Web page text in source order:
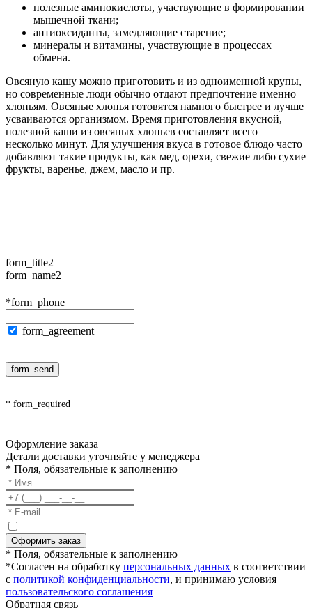
полезные аминокислоты, участвующие в формировании
мышечной ткани;
антиоксиданты, замедляющие старение;
минералы и витамины, участвующие в процессах
обмена.
Овсяную кашу можно приготовить и из одноименной крупы,
но современные люди обычно отдают предпочтение именно
хлопьям. Овсяные хлопья готовятся намного быстрее и лучше
усваиваются организмом. Время приготовления вкусной,
полезной каши из овсяных хлопьев составляет всего
несколько минут. Для улучшения вкуса в готовое блюдо часто
добавляют такие продукты, как мед, орехи, свежие либо сухие
фрукты, варенье, джем, масло и пр.
form_title2
form_name2
*form_phone
form_agreement
form_send
* form_required
Оформление заказа
Детали доставки уточняйте у менеджера
* Поля, обязательные к заполнению
Оформить заказ
* Поля, обязательные к заполнению
*Согласен на обработку персональных данных в соответствии
с политикой конфиденциальности, и принимаю условия
пользовательского соглашения
Обратная связь